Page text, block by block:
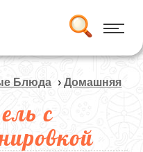
Блюда ›Домашняя
с